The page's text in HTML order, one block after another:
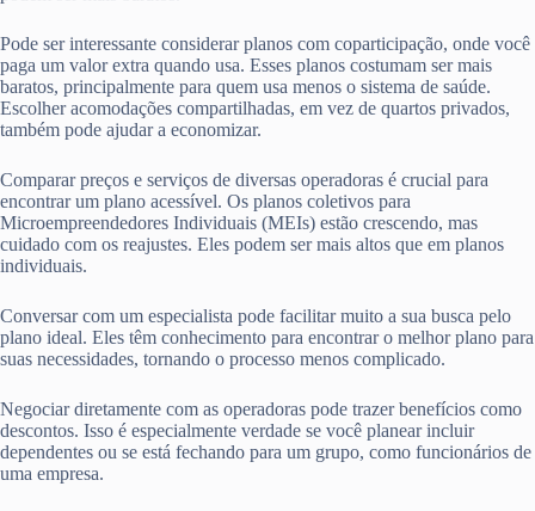
Pode ser interessante considerar planos com coparticipação, onde você
paga um valor extra quando usa. Esses planos costumam ser mais
baratos, principalmente para quem usa menos o sistema de saúde.
Escolher acomodações compartilhadas, em vez de quartos privados,
também pode ajudar a economizar.
Comparar preços e serviços de diversas operadoras é crucial para
encontrar um plano acessível. Os planos coletivos para
Microempreendedores Individuais (MEIs) estão crescendo, mas
cuidado com os reajustes. Eles podem ser mais altos que em planos
individuais.
Conversar com um especialista pode facilitar muito a sua busca pelo
plano ideal. Eles têm conhecimento para encontrar o melhor plano para
suas necessidades, tornando o processo menos complicado.
Negociar diretamente com as operadoras pode trazer benefícios como
descontos. Isso é especialmente verdade se você planear incluir
dependentes ou se está fechando para um grupo, como funcionários de
uma empresa.